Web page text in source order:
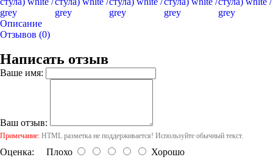
Описание
Отзывов (0)
Написать отзыв
Ваше имя:
Ваш отзыв:
Примечание: HTML разметка не поддерживается! Используйте обычный текст.
Оценка: Плохо Хорошо